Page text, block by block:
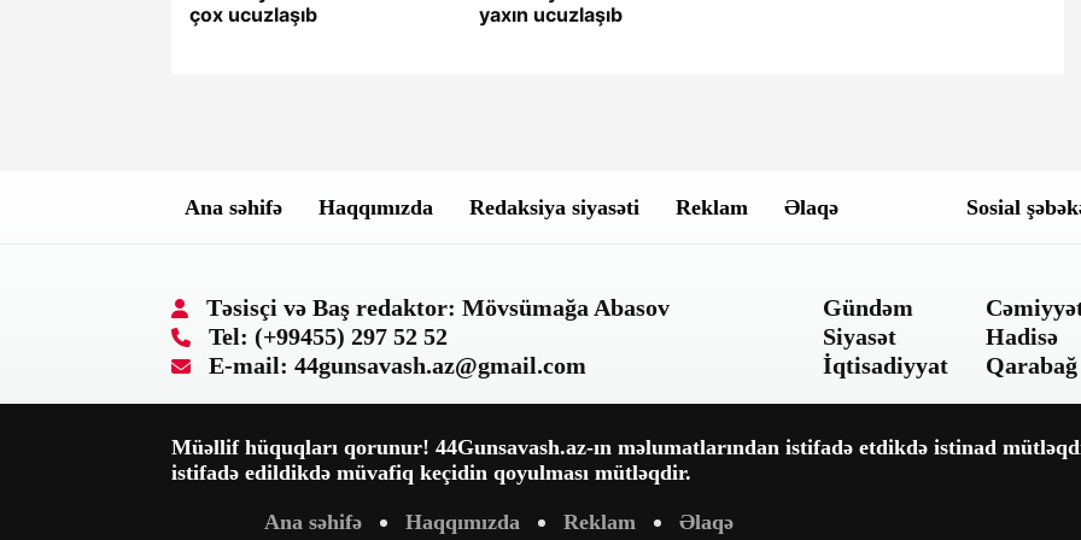
çox ucuzlaşıb
yaxın ucuzlaşıb
Ana səhifə Haqqımızda Redaksiya siyasəti Reklam Əlaqə Sosial
Təsisçi və Baş redaktor: Mövsümağa Abasov
Tel: (+99455) 297 52 52
E-mail: 44gunsavash.az@gmail.com
Gündəm
Siyasət
İqtisadiyyat
Hadisə
Qarabağ
Müəllif hüquqları qorunur! 44Gunsavash.az-ın məlumatlarından istifadə etdikdə istinad
istifadə edildikdə müvafiq keçidin qoyulması mütləqdir.
Ana səhifə Haqqımızda Reklam Əlaqə